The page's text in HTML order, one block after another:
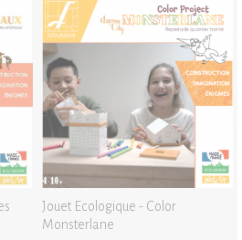
Jouet Ecologique - Color
Monsterlane